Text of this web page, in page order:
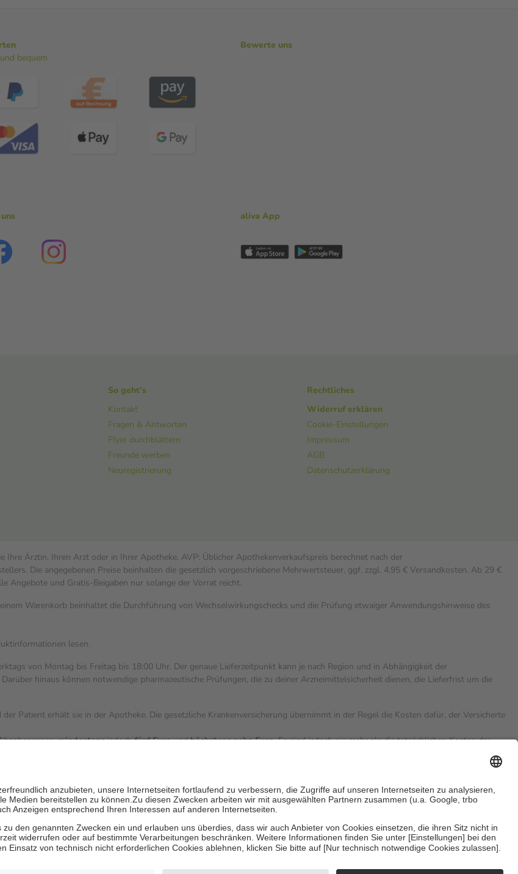
bequem
Bewerte uns
aliva App
So geht's
Kontakt
Fragen & Antworten
Flyer durchblättern
Freunde werben
Neuregistrierung
Rechtliches
Widerruf erklären
Cookie-Einstellungen
Impressum
AGB
Datenschutzerklärung
Ihre Ärztin, Ihren Arzt oder in Ihrer Apotheke. AVP: Üblicher Apothekenverkaufspreis berechnet nach der
Die angegebenen Preise beinhalten die gesetzlich vorgeschriebene Mehrwertsteuer, ggf. zzgl. 4,95 € Versandkosten. Ab 29 €
Angebote und Gratis-Beigaben nur solange der Vorrat reicht.
Warenkorb beinhaltet die Durchführung von Wechselwirkungschecks und die Prüfung etwaiger Anwendungshinweise des
lesen.
von Montag bis Freitag bis 18:00 Uhr. Der genaue Lieferzeitpunkt kann je nach Region und in Abhängigkeit der
hinaus können notwendige pharmazeutische Prüfungen, die zu deiner Arzneimittelsicherheit dienen, die Lieferfrist um die
Patient erhält sie in der Apotheke. Die gesetzliche Krankenversicherung übernimmt in der Regel die Kosten dafür, der Versicherte
mindestensjedochfünf Euroundhöchstens zehn Euro.Es sind jedoch nie mehr als die tatsächlichen Kosten der
die besondere Stellung der Familie zu unterstützen, fallen keine Zuzahlungenan bei:
der Fahrkosten
werden